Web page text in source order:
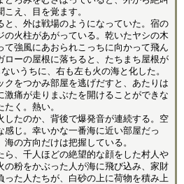
え、目を覚ます。
と、外は戦場のようになっていた。宿の
の火柱があがっている。乾いたヤシの木
て強風にあおられこっちに向かって飛ん
ローの屋根に落ちると、たちまち屋根が
いうちに、右も左も火の海と化した。
クをつかみ部屋を逃げだすと、あたりは
激痛が走りまぶたを開けることができな
く。熱い。
したのか、背後で爆発音が連続する。空
じ。幸いかな一番海に近い部屋だっ
の方向だけは把握している。
ら、千人ほどの絶望的な顔をした村人や
の粉をかぶった人が海に飛び込み、家財
った人たちが、白砂の上に荷物を積み上